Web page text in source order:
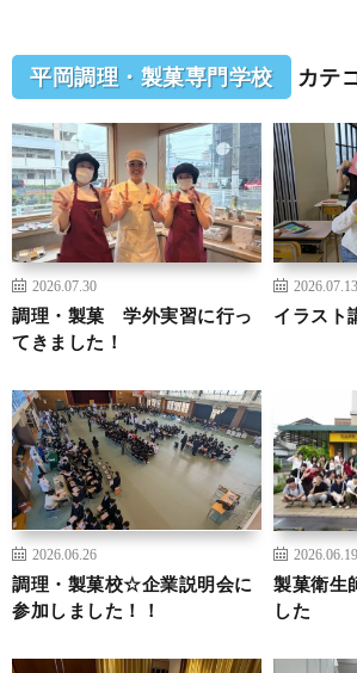
平岡調理・製菓専門学校 カテ
2026.07.30
調理・製菓 学外実習に行っ
てきました！
2026.07.13
イラスト
2026.06.26
調理・製菓校☆企業説明会に
参加しました！！
2026.06.19
製菓衛生
した